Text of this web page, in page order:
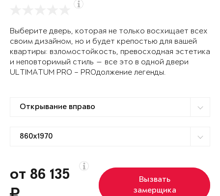
Выберите дверь, которая не только восхищает всех
своим дизайном, но и будет крепостью для вашей
квартиры: взломостойкость, превосходная эстетика
и неповторимый стиль — все это в одной двери
ULTIMATUM PRO – PROдолжение легенды.
от 86 135
Вызвать
замерщика